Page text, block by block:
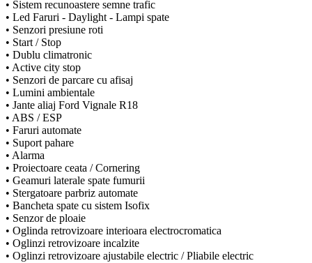
• Sistem recunoastere semne trafic
• Led Faruri - Daylight - Lampi spate
• Senzori presiune roti
• Start / Stop
• Dublu climatronic
• Active city stop
• Senzori de parcare cu afisaj
• Lumini ambientale
• Jante aliaj Ford Vignale R18
• ABS / ESP
• Faruri automate
• Suport pahare
• Alarma
• Proiectoare ceata / Cornering
• Geamuri laterale spate fumurii
• Stergatoare parbriz automate
• Bancheta spate cu sistem Isofix
• Senzor de ploaie
• Oglinda retrovizoare interioara electrocromatica
• Oglinzi retrovizoare incalzite
• Oglinzi retrovizoare ajustabile electric / Pliabile electric